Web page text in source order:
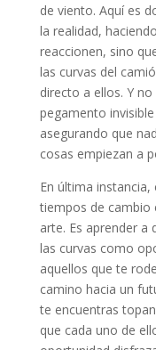
de viento. Aquí es
la realidad,
reaccionen, sino
las curvas del
directo a ellos. Y
pegamento
asegurando que
cosas empiezan a
En última
tiempos de cambio
arte. Es aprender a
las curvas como
aquellos que te
camino hacia un
te encuentras
que cada uno de